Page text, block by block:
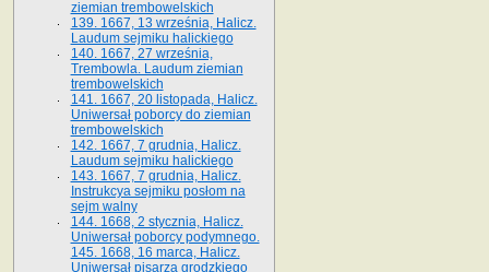
ziemian trembowelskich
139. 1667, 13 września, Halicz.
Laudum sejmiku halickiego
140. 1667, 27 września,
Trembowla. Laudum ziemian
trembowelskich
141. 1667, 20 listopada, Halicz.
Uniwersał poborcy do ziemian
trembowelskich
142. 1667, 7 grudnia, Halicz.
Laudum sejmiku halickiego
143. 1667, 7 grudnia, Halicz.
Instrukcya sejmiku posłom na
sejm walny
144. 1668, 2 stycznia, Halicz.
Uniwersał poborcy podymnego.
145. 1668, 16 marca, Halicz.
Uniwersał pisarza grodzkiego